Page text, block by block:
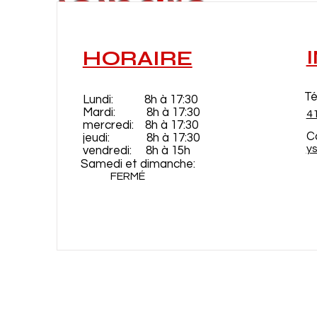
HORAIRE
Lundi: 8h à 17:30
Mardi: 8h à 17:30
mercredi: 8h à 17:30
jeudi: 8h à 17:30
vendredi: 8h à 15h
Samedi et dimanche:
FERMÉ